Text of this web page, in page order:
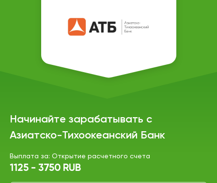
Начинайте зарабатывать с
Азиатско-Тихоокеанский Банк
Выплата за: Открытие расчетного счета
1125 - 3750 RUB